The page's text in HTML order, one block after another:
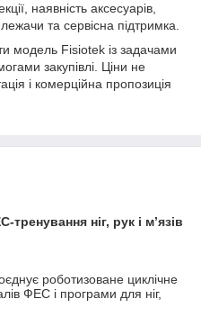
наявність аксесуарів,
та сервісна підтримка.
модель Fisiotek із задачами
закупівлі. Ціни не
і комерційна пропозиція
ніг, рук і м’язів
роботизоване циклічне
ФЕС і програми для ніг,